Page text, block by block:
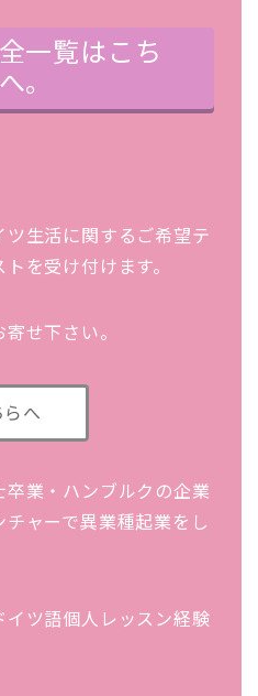
一覧はこち
。
生活に関するご希望テ
を受け付けます。
せ下さい。
へ
業・ハンブルクの企業
ャーで異業種起業をし
ツ語個人レッスン経験